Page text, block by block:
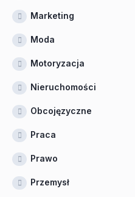
Marketing
Moda
Motoryzacja
Nieruchomości
Obcojęzyczne
Praca
Prawo
Przemysł